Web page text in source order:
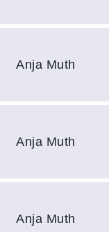
Anja Muth
Anja Muth
Anja Muth